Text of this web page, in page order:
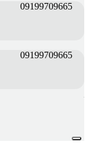
09199709665
09199709665